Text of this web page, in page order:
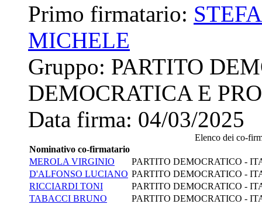
Primo firmatario:
MICHELE
Gruppo: PARTITO
DEMOCRATICA E
Data firma: 04/03/2025
Elenco dei co-
Nominativo co-firmatario
MEROLA VIRGINIO
PARTITO DEMOCRATICO -
D'ALFONSO LUCIANO PARTITO DEMOCRATICO -
RICCIARDI TONI
PARTITO DEMOCRATICO -
TABACCI BRUNO
PARTITO DEMOCRATICO -